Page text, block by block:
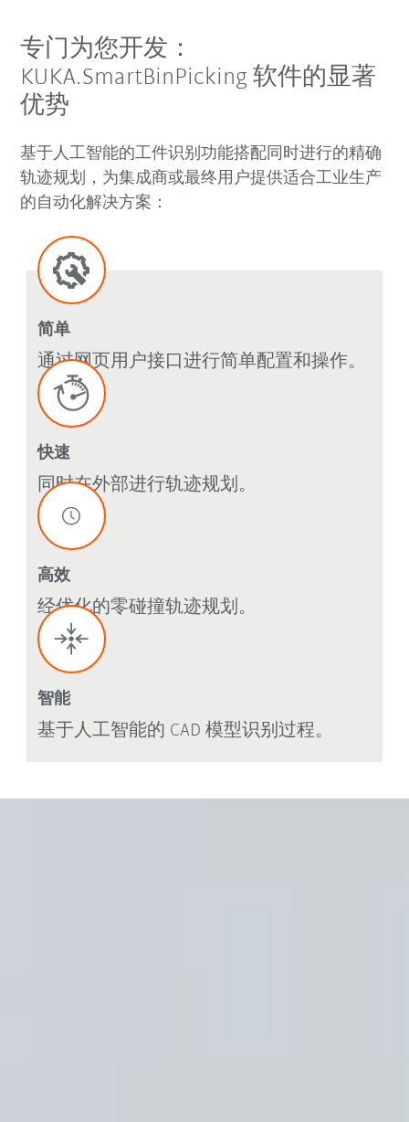
专门为您开发：
KUKA.SmartBinPicking 软件的显著
优势
基于人工智能的工件识别功能搭配同时进行的精确
轨迹规划，为集成商或最终用户提供适合工业生产
的自动化解决方案：
简单
通过网页用户接口进行简单配置和操作。
快速
同时在外部进行轨迹规划。
高效
经优化的零碰撞轨迹规划。
智能
基于人工智能的 CAD 模型识别过程。